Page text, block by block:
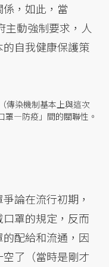
，如此，當
主動強制要求，人
自我健康保護策
傳染機制基本上與這次
罩—防疫」間的關聯性。
論在流行初期，
罩的規定，反而
配給和流通，因
了（當時是剛才